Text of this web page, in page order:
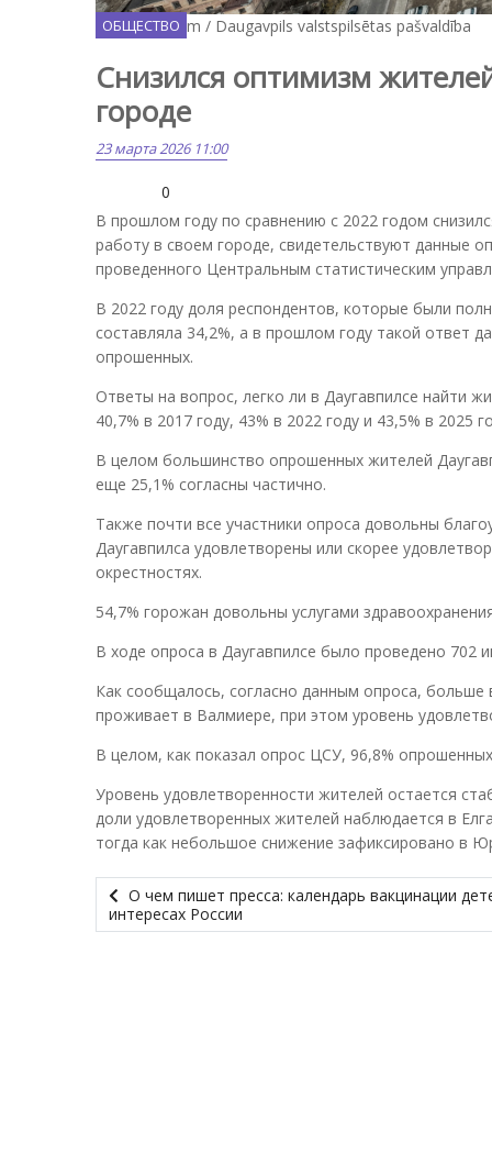
Facebook.com / Daugavpils valstspilsētas pašvaldība
ОБЩЕСТВО
Снизился оптимизм
городе
23 марта 2026 11:00
0
В прошлом году по сравнению с 2022 годом
работу в своем городе, свидетельствуют данные
проведенного Центральным статистическим
В 2022 году доля респондентов, которые были
составляла 34,2%, а в прошлом году такой ответ
опрошенных.
Ответы на вопрос, легко ли в Даугавпилсе найти
40,7% в 2017 году, 43% в 2022 году и 43,5% в 2025
В целом большинство опрошенных жителей
еще 25,1% согласны частично.
Также почти все участники опроса довольны
Даугавпилса удовлетворены или скорее
окрестностях.
54,7% горожан довольны услугами
В ходе опроса в Даугавпилсе было проведено 702
Как сообщалось, согласно данным опроса,
проживает в Валмиере, при этом уровень
В целом, как показал опрос ЦСУ, 96,8%
Уровень удовлетворенности жителей остается
доли удовлетворенных жителей наблюдается в
тогда как небольшое снижение зафиксировано в
О чем пишет пресса: календарь вакцинации
интересах России